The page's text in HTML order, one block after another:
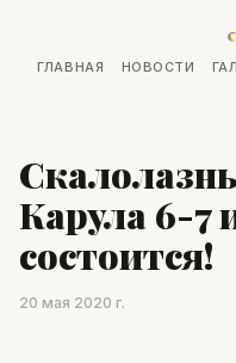
ГЛАВНАЯ НОВОСТИ
Карула 6-7
состоится!
20 мая 2020 г.